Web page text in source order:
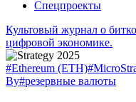
Спецпроекты
Культовый журнал о
цифровой экономике.
#Ethereum (ETH)
Ву#резервные валюты